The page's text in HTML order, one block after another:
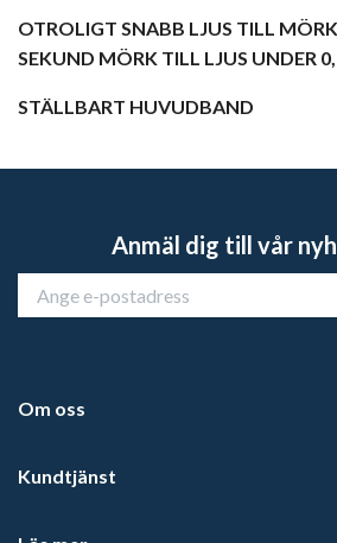
OTROLIGT SNABB LJUS TILL
SEKUND MÖRK TILL LJUS UNDER
STÄLLBART HUVUDBAND
Anmäl dig till vår
Om oss
Kundtjänst